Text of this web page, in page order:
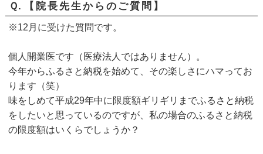
Ｑ. 【院長先生からのご質問】
※12月に受けた質問です。
個人開業医です（医療法人ではありません）。
今年からふるさと納税を始めて、その楽しさにハマってお
ります（笑）
味をしめて平成29年中に限度額ギリギリまでふるさと納税
をしたいと思っているのですが、私の場合のふるさと納税
の限度額はいくらでしょうか？